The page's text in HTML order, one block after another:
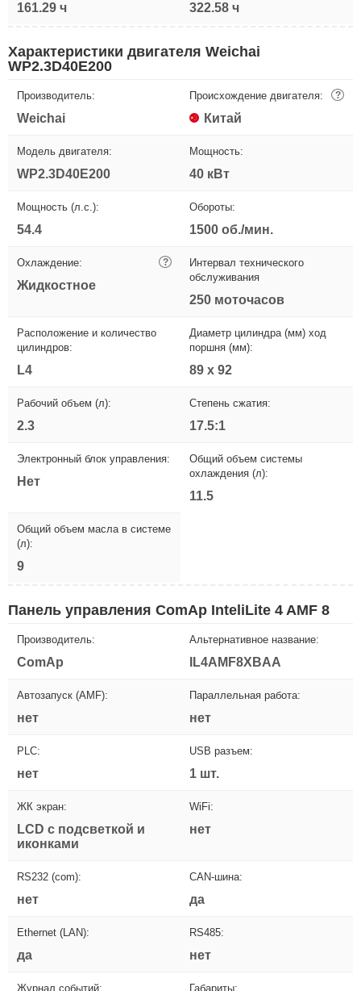
161.29 ч 322.58 ч
Характеристики двигателя Weichai
WP2.3D40E200
Производитель:
Weichai
Происхождение двигателя: ?
Китай
Модель двигателя:
WP2.3D40E200
Мощность:
40 кВт
Мощность (л.с.):
54.4
Обороты:
1500 об./мин.
Охлаждение: ?
Жидкостное
Интервал технического
обслуживания
250 моточасов
Расположение и количество
цилиндров:
L4
Диаметр цилиндра (мм) ход
поршня (мм):
89 x 92
Рабочий объем (л):
2.3
Степень сжатия:
17.5:1
Электронный блок управления:
Нет
Общий объем системы
охлаждения (л):
11.5
Общий объем масла в системе
(л):
9
Панель управления ComAp InteliLite 4 AMF 8
Производитель:
ComAp
Альтернативное название:
IL4AMF8XBAA
Автозапуск (AMF):
нет
Параллельная работа:
нет
PLC:
нет
USB разъем:
1 шт.
ЖК экран:
LCD с подсветкой и
иконками
WiFi:
нет
RS232 (com):
нет
CAN-шина:
да
Ethernet (LAN):
да
RS485:
нет
Журнал событий: Габариты: